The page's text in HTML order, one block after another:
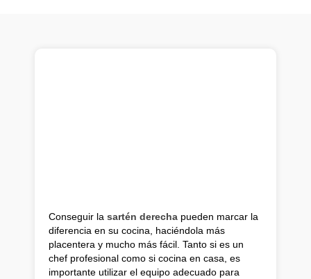
Conseguir la sartén derecha pueden marcar la
diferencia en su cocina, haciéndola más
placentera y mucho más fácil. Tanto si es un
chef profesional como si cocina en casa, es
importante utilizar el equipo adecuado para